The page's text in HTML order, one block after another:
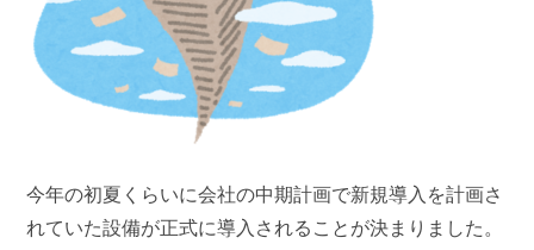
今年の初夏くらいに会社の中期計画で新規導入を計画さ
れていた設備が正式に導入されることが決まりました。